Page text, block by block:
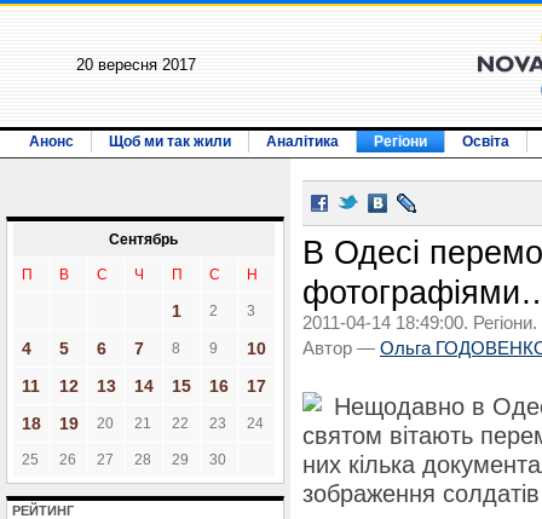
20 вересня 2017
Анонс Щоб ми так жили Аналітика Регіони Освіта
Сентябрь
П В С Ч П С Н
1 2 3
4 5 6 7 8 9
10
11
12 13 14 15 16
17
18
19 20 21 22 23 24
25 26 27 28 29 30
РЕЙТИНГ
В Одесі
2011-04-14 18:49:00. Регіони.
Автор — Ольга
Нещодавно в
святом вітають
них кілька
зображення